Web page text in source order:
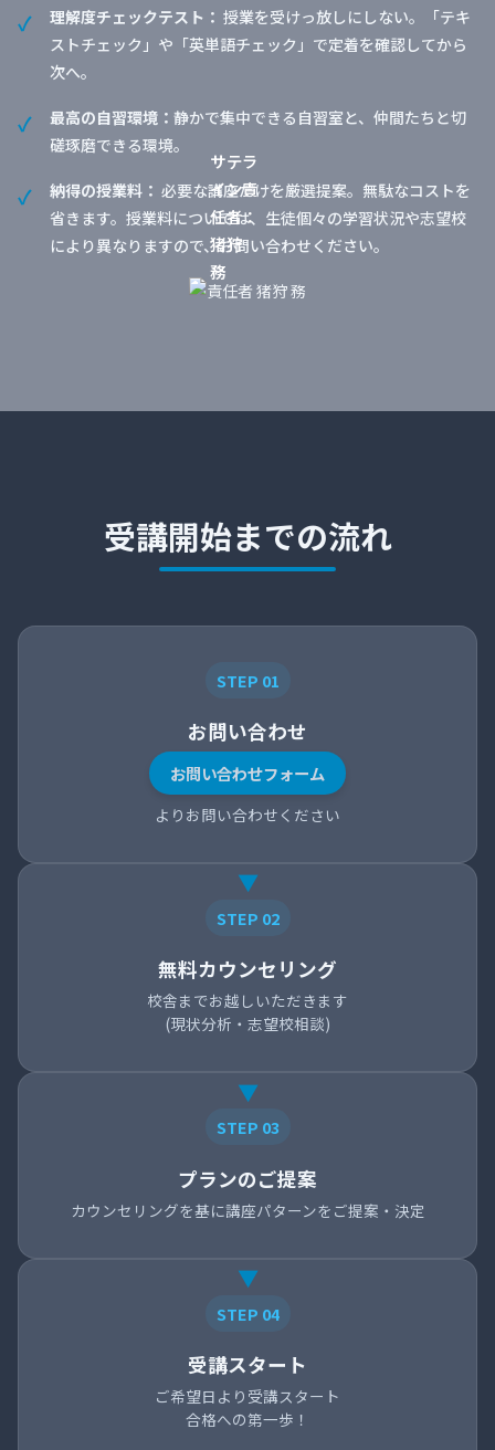
理解度チェックテスト： 授業を受けっ放しにしない。「テキ
ストチェック」や「英単語チェック」で定着を確認してから
次へ。
最高の自習環境： 静かで集中できる自習室と、仲間たちと切
磋琢磨できる環境。
納得の授業料： 必要な講座だけを厳選提案。無駄なコストを
省きます。授業料については、生徒個々の学習状況や志望校
により異なりますので、お問い合わせください。
サテラ
イン責
任者：
猪狩
務
受講開始までの流れ
STEP 01
お問い合わせ
お問い合わせフォーム
よりお問い合わせください
STEP 02
無料カウンセリング
校舎までお越しいただきます
(現状分析・志望校相談)
STEP 03
プランのご提案
カウンセリングを基に講座パターンをご提案・決定
STEP 04
受講スタート
ご希望日より受講スタート
合格への第一歩！